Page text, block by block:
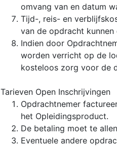
omvang van en datum
Tijd-, reis- en
van de opdracht
Indien door
worden verricht op de
kosteloos zorg voor de
Tarieven Open Inschrijvingen
Opdrachtnemer
het Opleidingsproduct.
De betaling moet te
Eventuele andere